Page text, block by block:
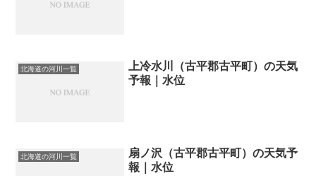
北海道の河川一覧
上冷水川（古平郡古平町）の天気
予報｜水位
北海道の河川一覧
扇ノ沢（古平郡古平町）の天気予
報｜水位